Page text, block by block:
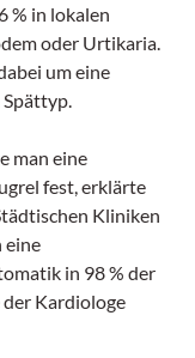
% in lokalen
oder Urtikaria.
um eine
man eine
fest, erklärte
Kliniken
eine
in 98 % der
Kardiologe